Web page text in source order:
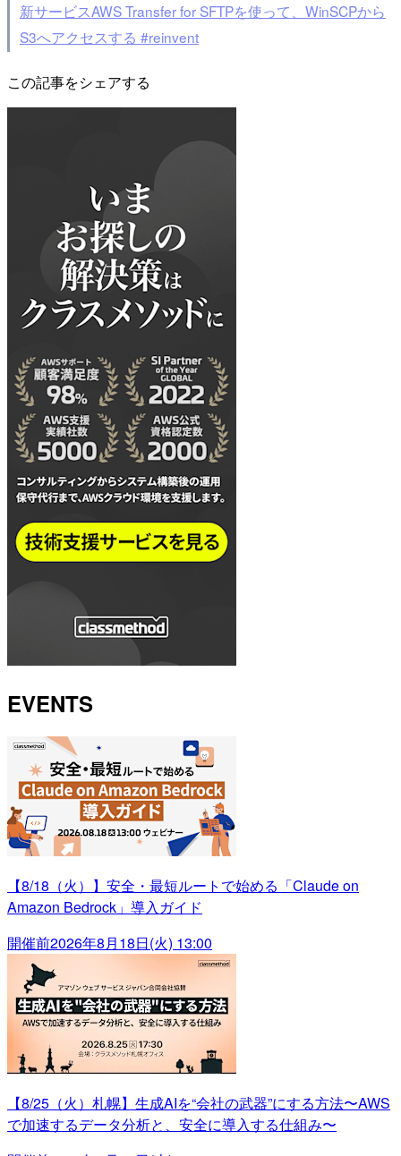
新サービスAWS Transfer for SFTPを使って、WinSCPから
S3へアクセスする #reinvent
この記事をシェアする
EVENTS
【8/18（火）】安全・最短ルートで始める「Claude on
Amazon Bedrock」導入ガイド
開催前2026年8月18日(火) 13:00
【8/25（火）札幌】生成AIを“会社の武器”にする方法〜AWS
で加速するデータ分析と、安全に導入する仕組み〜